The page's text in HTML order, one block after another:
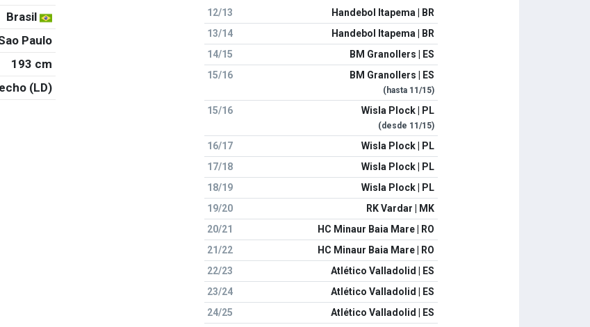
Brasil
Paulo
193 cm
(LD)
12/13
Handebol Itapema | BR
13/14
Handebol Itapema | BR
14/15
BM Granollers | ES
15/16
BM Granollers | ES
(hasta 11/15)
15/16 Wisla Plock | PL
(desde 11/15)
16/17
Wisla Plock | PL
17/18
Wisla Plock | PL
18/19
Wisla Plock | PL
19/20
RK Vardar | MK
20/21
HC Minaur Baia Mare | RO
21/22
HC Minaur Baia Mare | RO
22/23
Atlético Valladolid | ES
23/24
Atlético Valladolid | ES
24/25
Atlético Valladolid | ES